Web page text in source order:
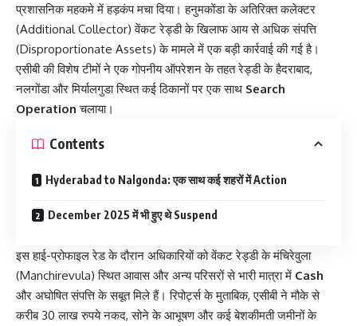
प्रशासनिक महकमे में हड़कंप मचा दिया। हनुमकोंडा के अतिरिक्त कलेक्टर
(Additional Collector) वेंकट रेड्डी के खिलाफ आय से अधिक संपत्ति
(Disproportionate Assets) के मामले में एक बड़ी कार्रवाई की गई है।
एसीबी की विशेष टीमों ने एक गोपनीय ऑपरेशन के तहत रेड्डी के हैदराबाद,
नलगोंडा और मिर्यालगुडा स्थित कई ठिकानों पर एक साथ Search
Operation चलाया।
Contents
Hyderabad to Nalgonda: एक साथ कई शहरों में Action
December 2025 में भी हुए थे Suspend
इस हाई-प्रोफाइल रेड के दौरान अधिकारियों को वेंकट रेड्डी के मंचिरेवुला
(Manchirevula) स्थित आवास और अन्य परिसरों से भारी मात्रा में Cash
और अघोषित संपत्ति के सबूत मिले हैं। रिपोर्ट्स के मुताबिक, एसीबी ने मौके से
करीब 30 लाख रुपये नकद, सोने के आभूषण और कई बेशकीमती जमीनों के